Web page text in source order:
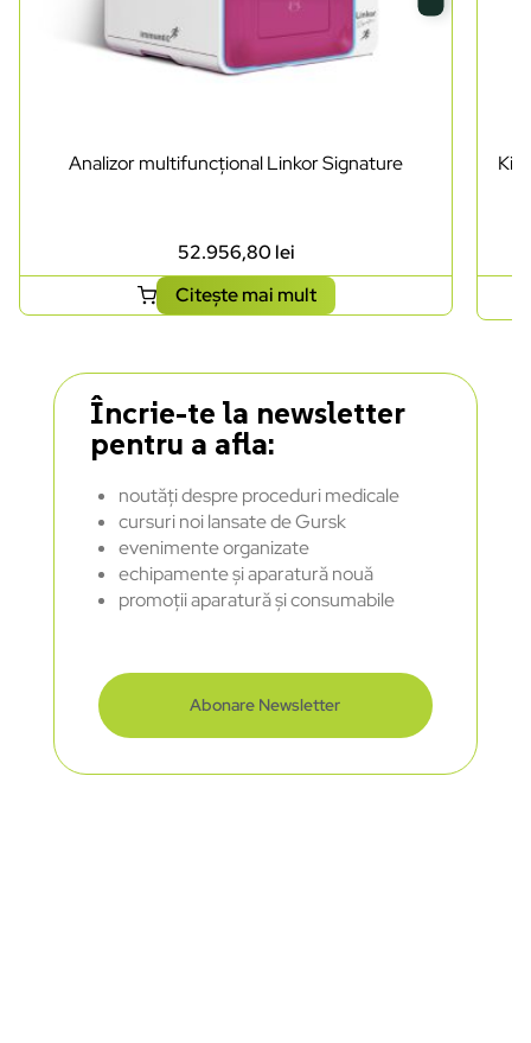
Analizor multifuncțional Linkor Signature
52.956,80 lei
Citește mai mult
Kit
Încrie-te la newsletter
pentru a afla:
noutăți despre proceduri medicale
cursuri noi lansate de Gursk
evenimente organizate
echipamente și aparatură nouă
promoții aparatură și consumabile
Abonare Newsletter